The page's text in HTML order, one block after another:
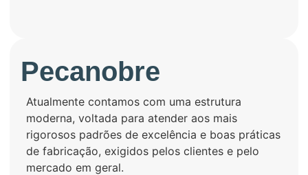
Pecanobre
Atualmente contamos com uma estrutura
moderna, voltada para atender aos mais
rigorosos padrões de excelência e boas práticas
de fabricação, exigidos pelos clientes e pelo
mercado em geral.